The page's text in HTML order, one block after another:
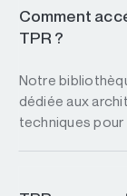
Comment
TPR ?
Notre
dédiée aux
techniques